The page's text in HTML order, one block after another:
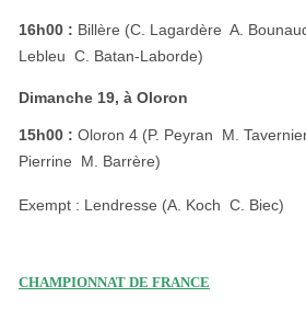
16h00 : Billère (C. Lagardère  A.
Lebleu  C. Batan-Laborde)
Dimanche 19, à Oloron
15h00 :Oloron 4 (P. Peyran  M.
Pierrine  M. Barrère)
Exempt : Lendresse (A. Koch  C. Biec)
CHAMPIONNAT DE FRANCE